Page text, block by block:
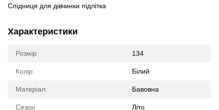
Спідниця для дівчинки підлітка
Характеристики
Розмір 134
Колір Білий
Матеріал Бавовна
Сезон Літо